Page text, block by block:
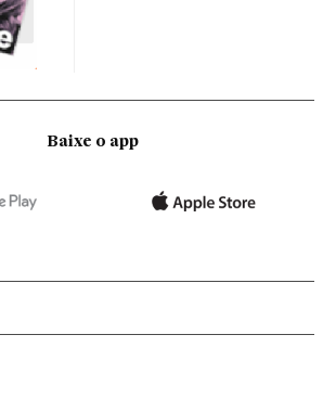
Baixe o app